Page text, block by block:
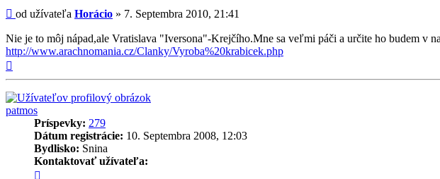
Príspevok
od užívateľa Horácio » 7. Septembra 2010, 21:41
Nie je to môj nápad,ale Vratislava "Iversona"-Krejčího.Mne sa veľmi páči a určite ho budem v
http://www.arachnomania.cz/Clanky/Vyroba%20krabicek.php
patmos
Príspevky: 279
Dátum registrácie: 10. Septembra 2008, 12:03
Bydlisko: Snina
Kontaktovať užívateľa: